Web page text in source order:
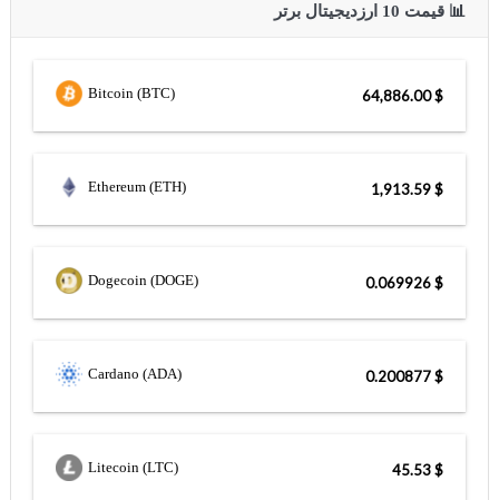
📊 قیمت 10 ارزدیجیتال برتر
Bitcoin (BTC) $ 64,886.00
Ethereum (ETH) $ 1,913.59
Dogecoin (DOGE) $ 0.069926
Cardano (ADA) $ 0.200877
Litecoin (LTC) $ 45.53